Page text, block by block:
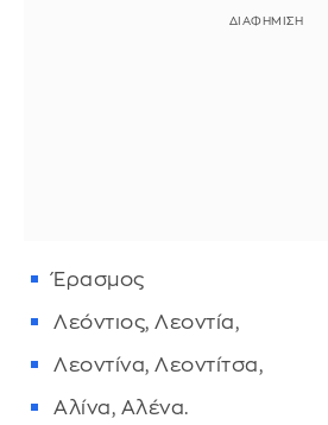
Έρασμος
Λεόντιος, Λεοντία,
Λεοντίνα, Λεοντίτσα,
Αλίνα, Αλένα.